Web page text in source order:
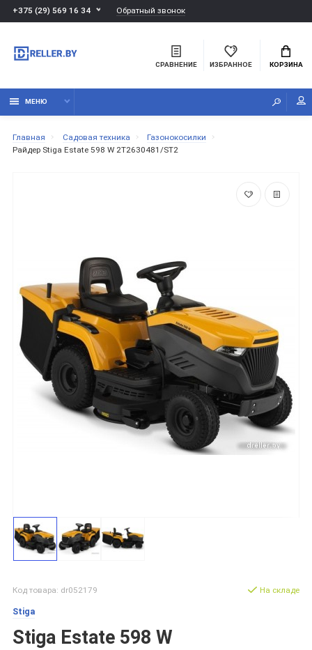
+375 (29) 569 16 34 Обратный звонок
СРАВНЕНИЕ ИЗБРАННОЕ КОРЗИНА
МЕНЮ
Главная Садовая техника
Газонокосилки
Райдер Stiga Estate 598 W 2T2630481/ST2
Код товара: dr052179
Stiga
Stiga Estate 598 W
На складе